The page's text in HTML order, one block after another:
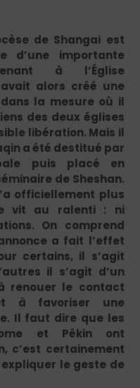
de Shangai est
d’une importante
à l’Église
alors créé une
la mesure où il
des deux églises
libération. Mais il
a été destitué par
puis placé en
de Sheshan.
officiellement plus
vit au ralenti : ni
On comprend
a fait l’effet
certains, il s’agit
il s’agit d’un
renouer le contact
à favoriser une
Il faut dire que les
et Pékin ont
c’est certainement
le geste de